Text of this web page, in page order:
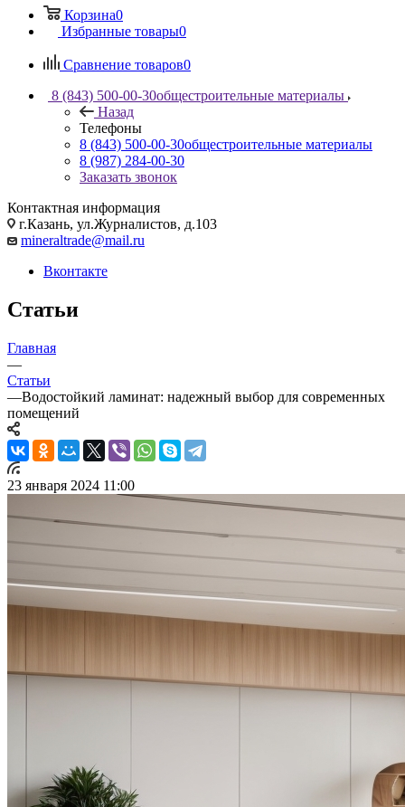
Корзина0
Избранные товары0
Сравнение товаров0
8 (843) 500-00-30общестроительные материалы
Назад
Телефоны
8 (843) 500-00-30общестроительные материалы
8 (987) 284-00-30
Заказать звонок
Контактная информация
г.Казань, ул.Журналистов, д.103
mineraltrade@mail.ru
Вконтакте
Статьи
Главная
—
Статьи
—Водостойкий ламинат: надежный выбор для современных
помещений
23 января 2024 11:00